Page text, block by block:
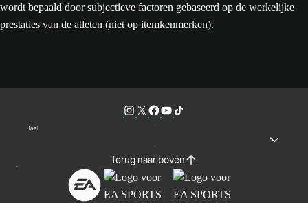
wordt bepaald door subjectieve factoren gebaseerd op de werkelijke
prestaties van de atleten (niet op itemkenmerken).
Taal
Terug naar boven